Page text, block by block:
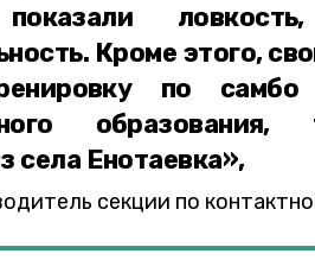
показали
Кроме этого,
по
образования,
села Енотаевка»,
секции по